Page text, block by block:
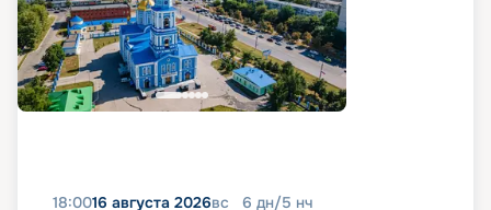
18:0016 августа 2026вс 6 дн/5 нч